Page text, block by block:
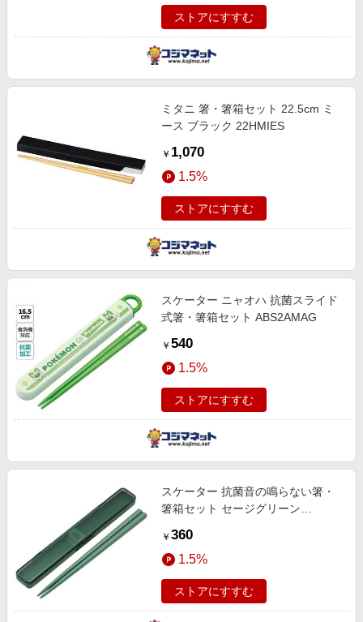
ストアにすすむ
ミタニ 箸・箸箱セット 22.5cm ミ
ース ブラック 22HMIES
￥ 1,070
1.5%
ストアにすすむ
スケーター ニャオハ 抗菌スライド
式箸・箸箱セット ABS2AMAG
￥ 540
1.5%
ストアにすすむ
スケーター 抗菌音の鳴らない箸・
箸箱セット セージグリーン
￥ 360
1.5%
ストアにすすむ